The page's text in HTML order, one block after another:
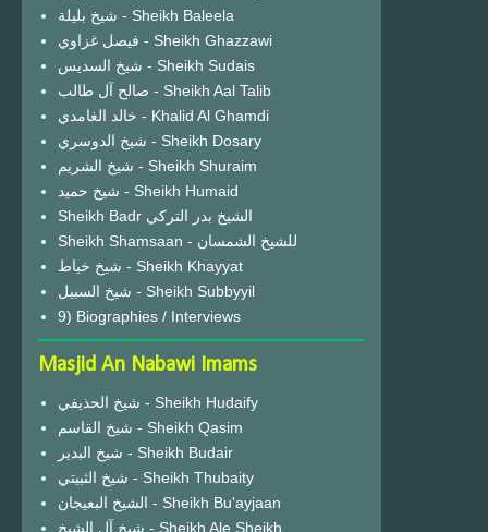
شيخ بليلة - Sheikh Baleela
فيصل غزاوي - Sheikh Ghazzawi
شيخ السديس - Sheikh Sudais
صالح آل طالب - Sheikh Aal Talib
خالد الغامدي - Khalid Al Ghamdi
شيخ الدوسري - Sheikh Dosary
شيخ الشريم - Sheikh Shuraim
شيخ حميد - Sheikh Humaid
Sheikh Badr الشيخ بدر التركي
Sheikh Shamsaan - للشيخ الشمسان
شيخ خياط - Sheikh Khayyat
شيخ السبيل - Sheikh Subbyyil
9) Biographies / Interviews
Masjid An Nabawi Imams
شيخ الحذيفي - Sheikh Hudaify
شيخ القاسم - Sheikh Qasim
شيخ البدير - Sheikh Budair
شيخ الثبيتي - Sheikh Thubaity
الشيخ البعيجان - Sheikh Bu'ayjaan
شيخ آل الشيخ - Sheikh Ale Sheikh